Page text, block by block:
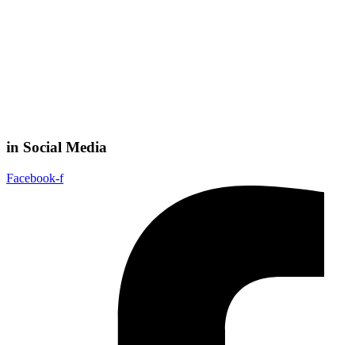
in Social Media
Facebook-f